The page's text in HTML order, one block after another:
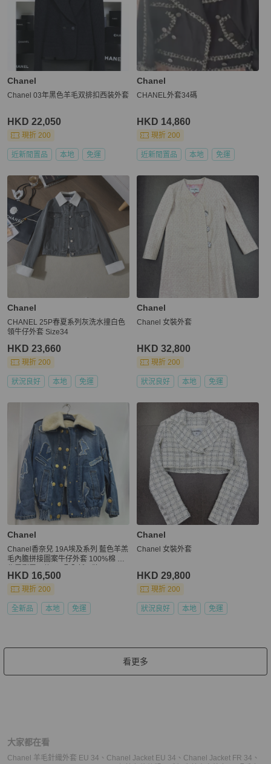
Chanel
Chanel 03年黑色羊毛双排扣西装外套
HKD 22,050
現折 200
近新閒置品 本地 免運
Chanel
CHANEL外套34碼
HKD 14,860
現折 200
近新閒置品 本地 免運
Chanel
CHANEL 25P春夏系列灰洗水撞白色
領牛仔外套 Size34
HKD 23,660
現折 200
狀況良好 本地 免運
Chanel
Chanel 女裝外套
HKD 32,800
現折 200
狀況良好 本地 免運
Chanel
Chanel香奈兒 19A埃及系列 藍色羊羔
毛內膽拼接圖案牛仔外套 100%棉 陳
HKD 16,500
現折 200
全新品 本地 免運
Chanel
Chanel 女裝外套
HKD 29,800
現折 200
狀況良好 本地 免運
看更多
大家都在看
Chanel 羊毛針織外套 EU 34 、 Chanel Jacket EU 34 、 Chanel Jacket FR 34 、